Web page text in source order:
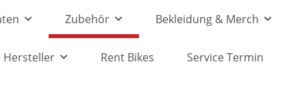
Zubehör Bekleidung & Merch
Hersteller Rent Bikes Service Termin